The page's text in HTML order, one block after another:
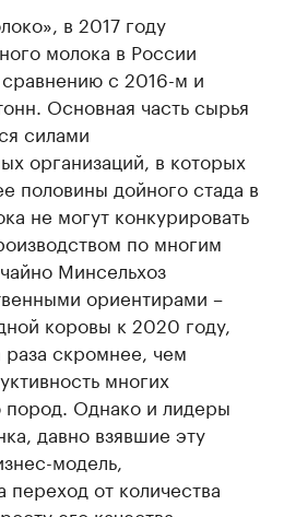
в 2017 году
молока в России
с 2016-м и
Основная часть сырья
силами
организаций, в которых
половины дойного стада в
не могут конкурировать
по многим
Минсельхоз
ориентирами –
коровы к 2020 году,
раза скромнее, чем
многих
Однако и лидеры
давно взявшие эту
модель,
от количества